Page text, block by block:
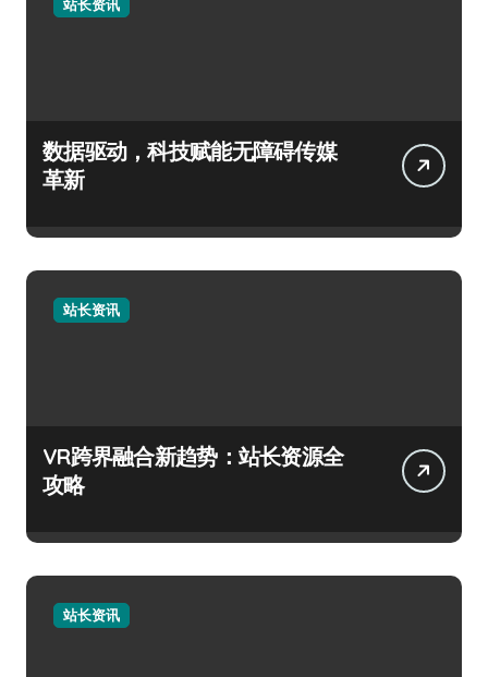
站长资讯
数据驱动，科技赋能无障碍传媒
革新
站长资讯
VR跨界融合新趋势：站长资源全
攻略
站长资讯